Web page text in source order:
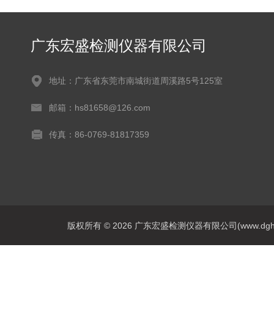
广东宏盛检测仪器有限公司
地址：广东省东莞市南城街道周溪路5号125室
邮箱：hs81658@126.com
传真：86-0769-81817359
版权所有 © 2026 广东宏盛检测仪器有限公司